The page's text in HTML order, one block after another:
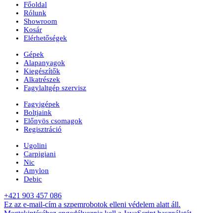
Főoldal
Rólunk
Showroom
Kosár
Elérhetőségek
Gépek
Alapanyagok
Kiegészítők
Alkatrészek
Fagylaltgép szervisz
Fagyigépek
Boltjaink
Előnyös csomagok
Regisztráció
Ugolini
Carpigiani
Nic
Amylon
Debic
+421 903 457 086
Ez az e-mail-cím a szpemrobotok elleni védelem alatt áll.